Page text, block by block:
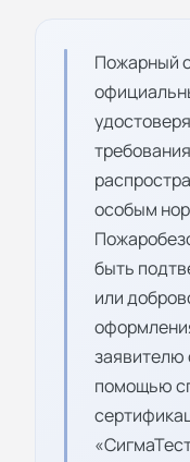
Пожарный
особым
быть
или
заявителю
помощью